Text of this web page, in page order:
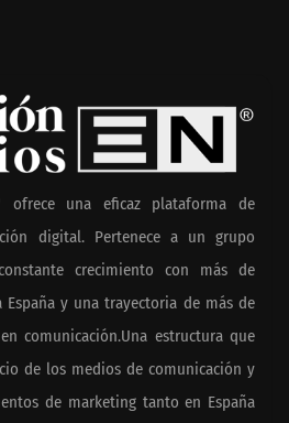
ofrece una eficaz plataforma de
digital. Pertenece a un grupo
crecimiento con más de
y una trayectoria de más de
comunicación.Una estructura que
de los medios de comunicación y
de marketing tanto en España